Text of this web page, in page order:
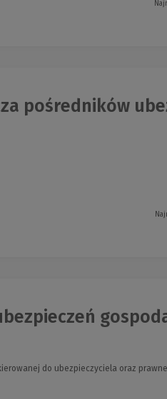
pośredników
do ubezpieczyciela oraz